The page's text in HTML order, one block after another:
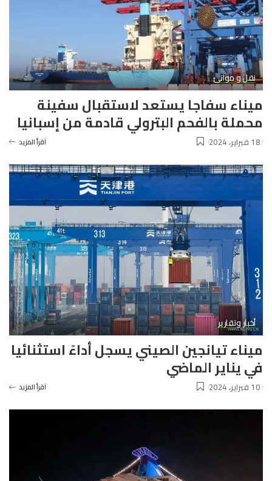
نقل و موانئ
ميناء سفاجا يستعد لاستقبال سفينة
محملة بالفحم البترولي قادمة من إسبانيا
18 فبراير، 2024 آقرأ المزيد
أخبار وتقارير
ميناء تيانجين الصيني يسجل أداءً استثنائيا
في يناير الماضي
10 فبراير، 2024 آقرأ المزيد